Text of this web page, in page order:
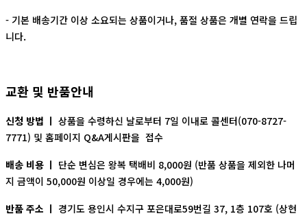
- 기본 배송기간 이상 소요되는 상품이거나, 품절 상품은 개별 연락을 드립
니다.
교환 및 반품안내
신청 방법 ㅣ 상품을 수령하신 날로부터 7일 이내로 콜센터(070-8727-
7771) 및 홈페이지 Q&A게시판을 접수
배송 비용 ㅣ 단순 변심은 왕복 택배비 8,000원 (반품 상품을 제외한 나머
지 금액이 50,000원 이상일 경우에는 4,000원)
반품 주소 ㅣ 경기도 용인시 수지구 포은대로59번길 37, 1층 107호 (상현